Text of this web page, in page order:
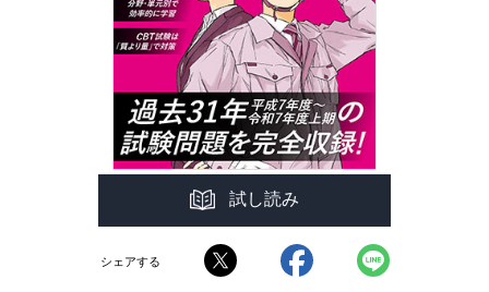
試し読み
シェアする